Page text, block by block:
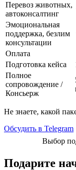
Перевоз животных,
автоконсалтинг
Эмоциональная
поддержка, безлим
консультации
Оплата
Подготовка кейса
Полное
сопровождение /
Консьерж
Не знаете, какой
Обсудить в Telegram
Выбор
Подарите